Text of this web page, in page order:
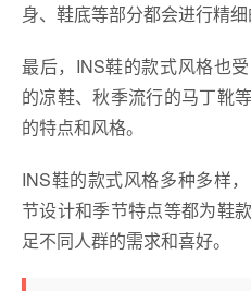
身、鞋底等部分都会进行精
最后，INS鞋的款式风格也
的凉鞋、秋季流行的马丁靴
的特点和风格。
INS鞋的款式风格多种多样
节设计和季节特点等都为鞋
足不同人群的需求和喜好。